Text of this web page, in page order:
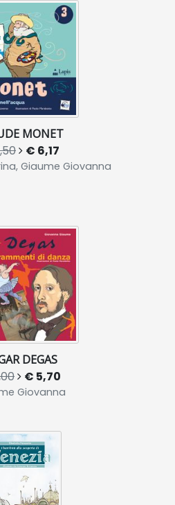
MONET
€ 6,17
Giaume Giovanna
DEGAS
€ 5,70
Giovanna